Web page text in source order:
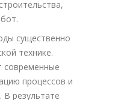
существенно
технике.
современные
процессов и
результате